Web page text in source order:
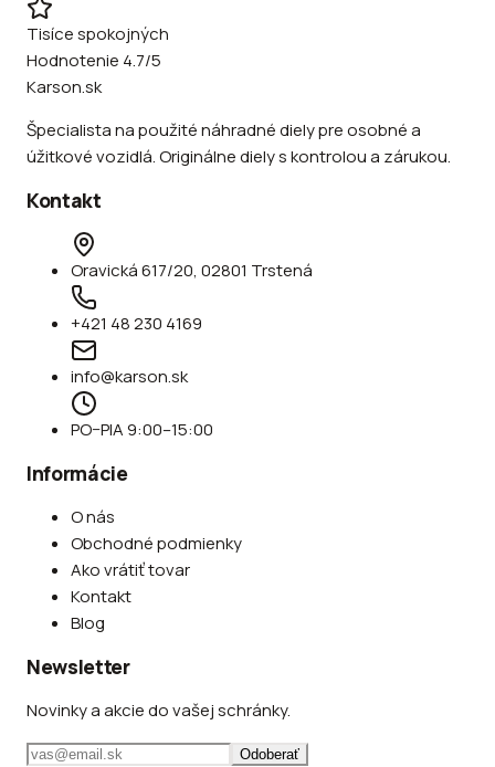
Tisíce spokojných
Hodnotenie 4.7/5
Karson.sk
Špecialista na použité náhradné diely pre osobné a
úžitkové vozidlá. Originálne diely s kontrolou a zárukou.
Kontakt
Oravická 617/20, 02801 Trstená
+421 48 230 4169
info@karson.sk
PO–PIA 9:00–15:00
Informácie
O nás
Obchodné podmienky
Ako vrátiť tovar
Kontakt
Blog
Newsletter
Novinky a akcie do vašej schránky.
Odoberať